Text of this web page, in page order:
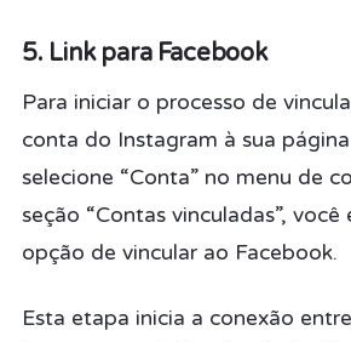
5. Link para Facebook
Para iniciar o processo de
conta do Instagram à sua
selecione “Conta” no menu de
seção “Contas vinculadas”, você
opção de vincular ao Facebook.
Esta etapa inicia a conexão